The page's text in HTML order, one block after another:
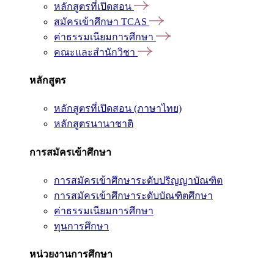
หลักสูตรที่เปิดสอน
สมัครเข้าศึกษา TCAS
ค่าธรรมเนียมการศึกษา
คณะและสำนักวิชา
หลักสูตร
หลักสูตรที่เปิดสอน (ภาษาไทย)
หลักสูตรนานาชาติ
การสมัครเข้าศึกษา
การสมัครเข้าศึกษาระดับปริญญาบัณฑิต
การสมัครเข้าศึกษาระดับบัณฑิตศึกษา
ค่าธรรมเนียมการศึกษา
ทุนการศึกษา
หน่วยงานการศึกษา